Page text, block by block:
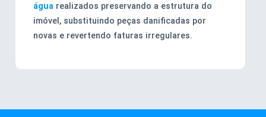
água realizados preservando a estrutura do
imóvel, substituindo peças danificadas por
novas e revertendo faturas irregulares.